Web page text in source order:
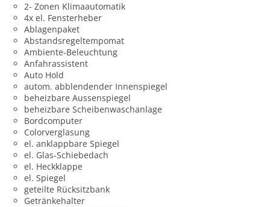
2- Zonen Klimaautomatik
4x el. Fensterheber
Ablagenpaket
Abstandsregeltempomat
Ambiente-Beleuchtung
Anfahrassistent
Auto Hold
autom. abblendender Innenspiegel
beheizbare Aussenspiegel
beheizbare Scheibenwaschanlage
Bordcomputer
Colorverglasung
el. anklappbare Spiegel
el. Glas-Schiebedach
el. Heckklappe
el. Spiegel
geteilte Rücksitzbank
Getränkehalter